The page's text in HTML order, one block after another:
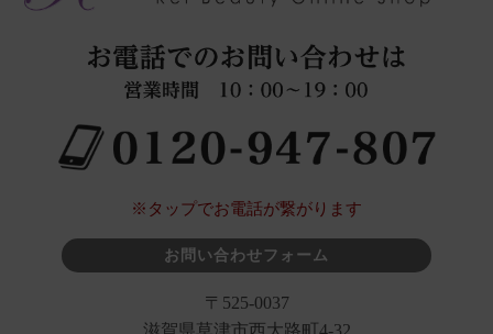
※タップでお電話が繋がります
お問い合わせフォーム
〒525-0037